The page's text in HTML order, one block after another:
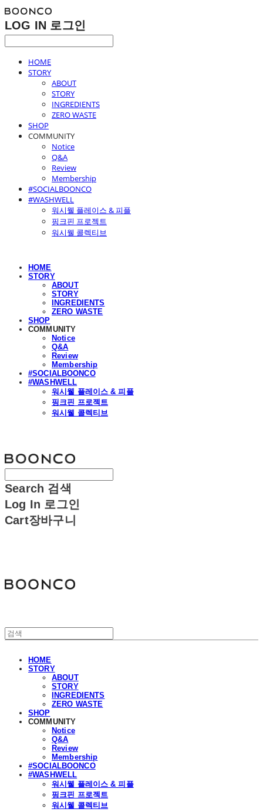
LOG IN 로그인
HOME
STORY
ABOUT
STORY
INGREDIENTS
ZERO WASTE
SHOP
COMMUNITY
Notice
Q&A
Review
Membership
#SOCIALBOONCO
#WASHWELL
워시웰 플레이스 & 피플
핑크핀 프로젝트
워시웰 콜렉티브
HOME
STORY
ABOUT
STORY
INGREDIENTS
ZERO WASTE
SHOP
COMMUNITY
Notice
Q&A
Review
Membership
#SOCIALBOONCO
#WASHWELL
워시웰 플레이스 & 피플
핑크핀 프로젝트
워시웰 콜렉티브
Search 검색
Log In 로그인
Cart장바구니
HOME
STORY
ABOUT
STORY
INGREDIENTS
ZERO WASTE
SHOP
COMMUNITY
Notice
Q&A
Review
Membership
#SOCIALBOONCO
#WASHWELL
워시웰 플레이스 & 피플
핑크핀 프로젝트
워시웰 콜렉티브